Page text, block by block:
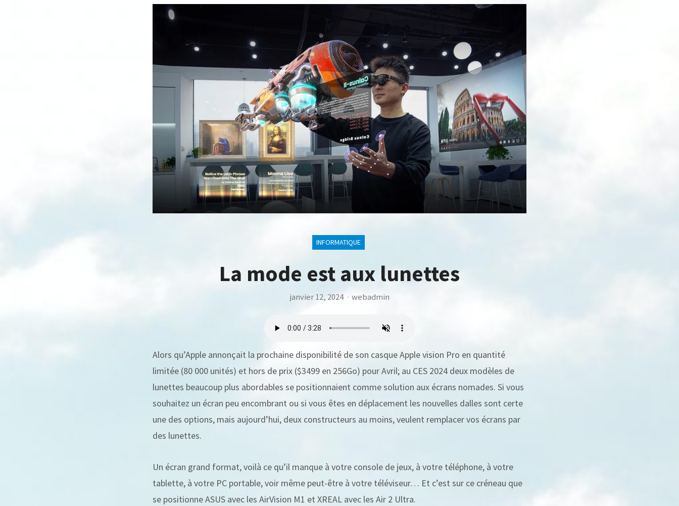
INFORMATIQUE
La mode est aux lunettes
janvier 12, 2024 · webadmin
Alors qu’Apple annonçait la prochaine disponibilité de son casque Apple vision Pro en quantité
limitée (80 000 unités) et hors de prix ($3499 en 256Go) pour Avril; au CES 2024 deux modèles de
lunettes beaucoup plus abordables se positionnaient comme solution aux écrans nomades. Si vous
souhaitez un écran peu encombrant ou si vous êtes en déplacement les nouvelles dalles sont certe
une des options, mais aujourd’hui, deux constructeurs au moins, veulent remplacer vos écrans par
des lunettes.
Un écran grand format, voilà ce qu’il manque à votre console de jeux, à votre téléphone, à votre
tablette, à votre PC portable, voir même peut-être à votre téléviseur… Et c’est sur ce créneau que
se positionne ASUS avec les AirVision M1 et XREAL avec les Air 2 Ultra.